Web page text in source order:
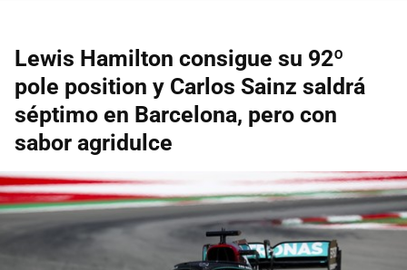
Lewis Hamilton consigue su 92º
pole position y Carlos Sainz saldrá
séptimo en Barcelona, pero con
sabor agridulce